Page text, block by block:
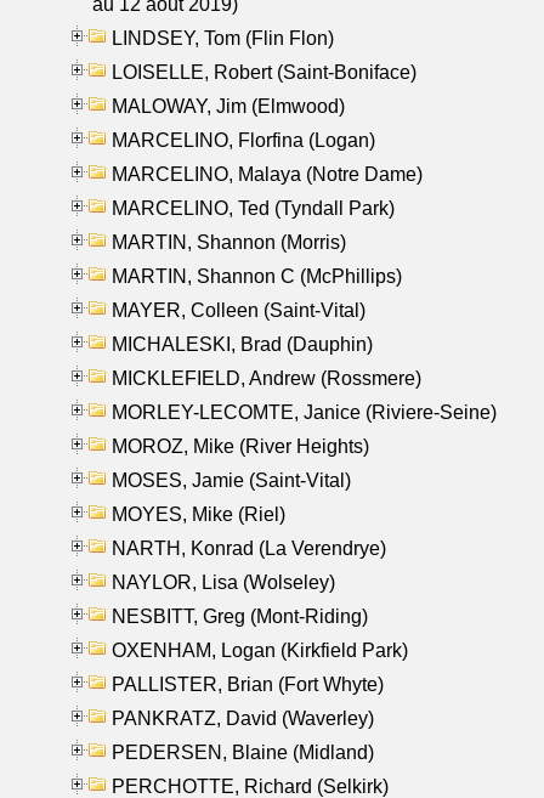
LINDSEY, Tom (Flin Flon)
LOISELLE, Robert (Saint-Boniface)
MALOWAY, Jim (Elmwood)
MARCELINO, Florfina (Logan)
MARCELINO, Malaya (Notre Dame)
MARCELINO, Ted (Tyndall Park)
MARTIN, Shannon (Morris)
MARTIN, Shannon C (McPhillips)
MAYER, Colleen (Saint-Vital)
MICHALESKI, Brad (Dauphin)
MICKLEFIELD, Andrew (Rossmere)
MORLEY-LECOMTE, Janice (Riviere-Seine)
MOROZ, Mike (River Heights)
MOSES, Jamie (Saint-Vital)
MOYES, Mike (Riel)
NARTH, Konrad (La Verendrye)
NAYLOR, Lisa (Wolseley)
NESBITT, Greg (Mont-Riding)
OXENHAM, Logan (Kirkfield Park)
PALLISTER, Brian (Fort Whyte)
PANKRATZ, David (Waverley)
PEDERSEN, Blaine (Midland)
PERCHOTTE, Richard (Selkirk)